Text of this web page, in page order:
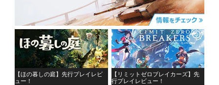
【ほの暮しの庭】先行プレイレビ
ュー！
【リミットゼロブレイカーズ】先
行プレイレビュー！